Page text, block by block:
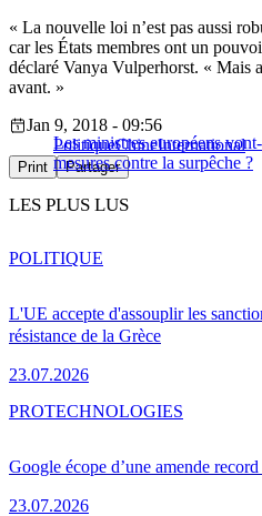
« La nouvelle loi n’est pas aussi
car les États membres ont un
déclaré Vanya Vulperhorst. « Mais
avant. »
Les ministres européens
mesures contre la surpêche ?
Jan 9, 2018 - 09:56
PolitiqueChineInternational
Print Partager
LES PLUS LUS
L'UE accepte d'assouplir les
résistance de la Grèce
23.07.2026
POLITIQUE
Google écope d’une amende
23.07.2026
PROTECHNOLOGIES